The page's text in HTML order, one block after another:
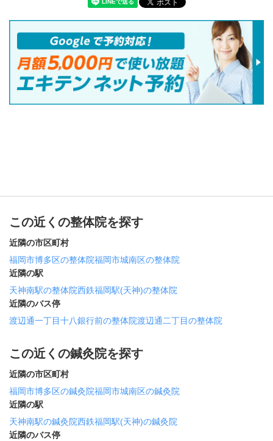
この近くの整体院を探す
近隣の市区町村
福岡市博多区の整体院福岡市城南区の整体院
近隣の駅
天神南駅の整体院西鉄福岡駅(天神)の整体院
近隣のバス停
渡辺通一丁目十八銀行前の整体院渡辺通二丁目の整体院
この近くの鍼灸院を探す
近隣の市区町村
福岡市博多区の鍼灸院福岡市城南区の鍼灸院
近隣の駅
天神南駅の鍼灸院西鉄福岡駅(天神)の鍼灸院
近隣のバス停